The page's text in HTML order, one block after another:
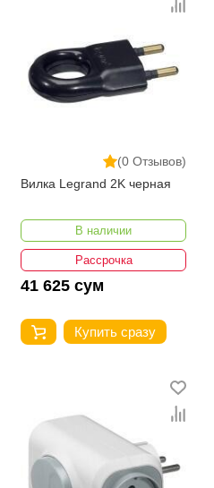
(0 Отзывов)
Вилка Legrand 2K черная
В наличии
Рассрочка
41 625 сум
Купить сразу